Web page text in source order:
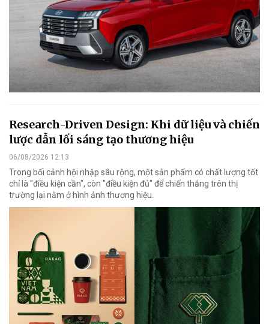
Research-Driven Design: Khi dữ liệu và chiến
lược dẫn lối sáng tạo thương hiệu
06/08/2026 12:13
Trong bối cảnh hội nhập sâu rộng, một sản phẩm có chất lượng tốt
chỉ là "điều kiện cần", còn "điều kiện đủ" để chiến thắng trên thị
trường lại nằm ở hình ảnh thương hiệu.